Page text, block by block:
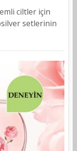
ciltler için
setlerinin